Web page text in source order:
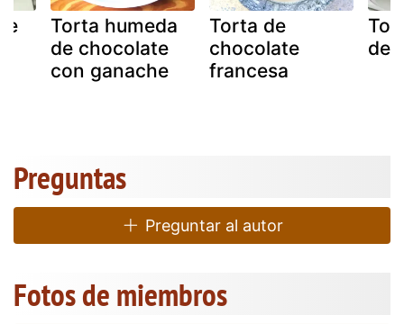
Torta humeda
de chocolate
con ganache
Torta de
chocolate
francesa
de
Preguntas
Preguntar al autor
Fotos de miembros